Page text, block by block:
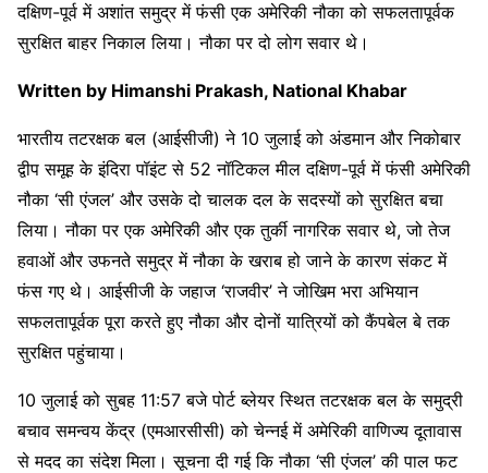
दक्षिण-पूर्व में अशांत समुद्र में फंसी एक अमेरिकी नौका को सफलतापूर्वक
सुरक्षित बाहर निकाल लिया। नौका पर दो लोग सवार थे।
Written by Himanshi Prakash, National Khabar
भारतीय तटरक्षक बल (आईसीजी) ने 10 जुलाई को अंडमान और निकोबार
द्वीप समूह के इंदिरा पॉइंट से 52 नॉटिकल मील दक्षिण-पूर्व में फंसी अमेरिकी
नौका ‘सी एंजल’ और उसके दो चालक दल के सदस्यों को सुरक्षित बचा
लिया। नौका पर एक अमेरिकी और एक तुर्की नागरिक सवार थे, जो तेज
हवाओं और उफनते समुद्र में नौका के खराब हो जाने के कारण संकट में
फंस गए थे। आईसीजी के जहाज ‘राजवीर’ ने जोखिम भरा अभियान
सफलतापूर्वक पूरा करते हुए नौका और दोनों यात्रियों को कैंपबेल बे तक
सुरक्षित पहुंचाया।
10 जुलाई को सुबह 11:57 बजे पोर्ट ब्लेयर स्थित तटरक्षक बल के समुद्री
बचाव समन्वय केंद्र (एमआरसीसी) को चेन्नई में अमेरिकी वाणिज्य दूतावास
से मदद का संदेश मिला। सूचना दी गई कि नौका ‘सी एंजल’ की पाल फट